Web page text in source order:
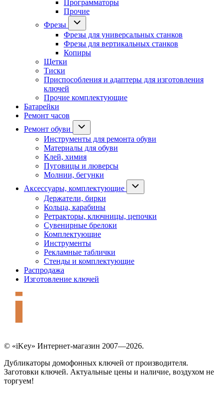
Программаторы
Прочие
Фрезы
Фрезы для универсальных станков
Фрезы для вертикальных станков
Копиры
Щетки
Тиски
Приспособления и адаптеры для изготовления
ключей
Прочие комплектующие
Батарейки
Ремонт часов
Ремонт обуви
Инструменты для ремонта обуви
Материалы для обуви
Клей, химия
Пуговицы и люверсы
Молнии, бегунки
Аксессуары, комплектующие
Держатели, бирки
Кольца, карабины
Ретракторы, ключницы, цепочки
Сувенирные брелоки
Комплектующие
Инструменты
Рекламные таблички
Стенды и комплектующие
Распродажа
Изготовление ключей
© «iKey» Интернет-магазин 2007—2026.
Дубликаторы домофонных ключей от производителя.
Заготовки ключей. Актуальные цены и наличие, воздухом не
торгуем!